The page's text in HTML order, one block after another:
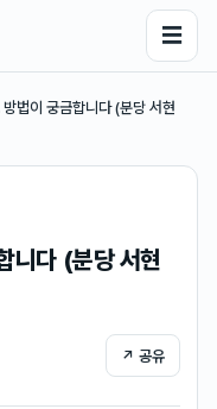
☰
법이 궁금합니다 (분당 서현
니다 (분당 서현
↗ 공유